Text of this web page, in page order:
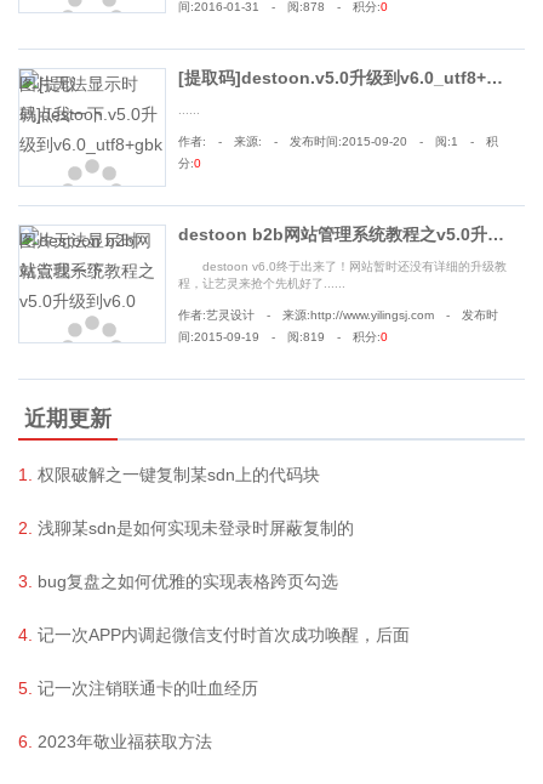
间:2016-01-31 - 阅:878 - 积分:0
[提取码]destoon.v5.0升级到v6.0_utf8+gbk
作者: - 来源: - 发布时间:2015-09-20 - 阅:1 - 积
分:0
destoon b2b网站管理系统教程之v5.0升级到v6.0
destoon v6.0终于出来了！网站暂时还没有详细的升级教
程，让艺灵来抢个先机好了......
作者:艺灵设计 - 来源:http://www.yilingsj.com - 发布时
间:2015-09-19 - 阅:819 - 积分:0
近期更新
权限破解之一键复制某sdn上的代码块
浅聊某sdn是如何实现未登录时屏蔽复制的
bug复盘之如何优雅的实现表格跨页勾选
记一次APP内调起微信支付时首次成功唤醒，后面
记一次注销联通卡的吐血经历
2023年敬业福获取方法